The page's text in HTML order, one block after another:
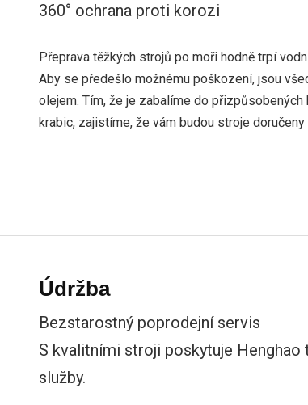
360° ochrana proti korozi
Přeprava těžkých strojů po moři hodně trpí
Aby se předešlo možnému poškození, jsou
olejem. Tím, že je zabalíme do
krabic, zajistíme, že vám budou stroje
Údržba
Bezstarostný poprodejní servis
S kvalitními stroji poskytuje
služby.